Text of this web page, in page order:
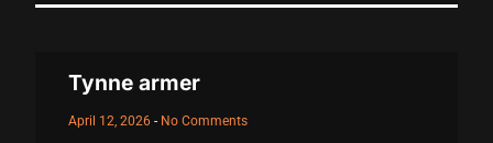
Tynne armer
April 12, 2026 No Comments